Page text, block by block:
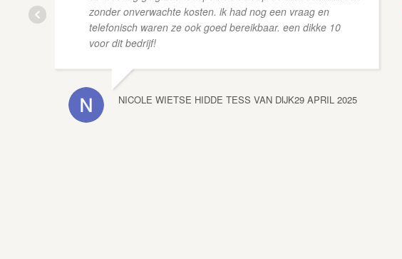
zonder onverwachte kosten. ik had nog een vraag en
telefonisch waren ze ook goed bereikbaar. een dikke 10
voor dit bedrijf!
NICOLE WIETSE HIDDE TESS VAN DIJK29 APRIL 2025